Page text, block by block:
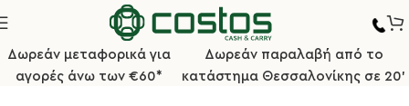
Δωρεάν μεταφορικά για
αγορές άνω των €60*
Δωρεάν παραλαβή από το
κατάστημα Θεσσαλονίκης σε 20'
Αρχική σελίδα Κουζίνα Μηχανήματα Κουζίνας